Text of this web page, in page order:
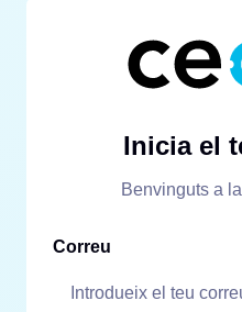
Inicia el
Benvinguts a
Correu